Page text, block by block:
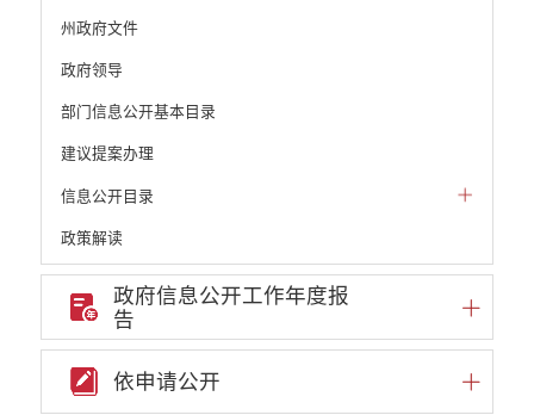
州政府文件
政府领导
部门信息公开基本目录
建议提案办理
信息公开目录
政策解读
机构职能和权责清单
自然资源政务公开
重点领域信息公开
政府信息公开工作年度报
告
依申请公开